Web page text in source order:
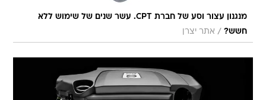
מנגנון עצור וסע של חברת CPT. עשר שנים של שימוש ללא
חשש? / אתר יצרן